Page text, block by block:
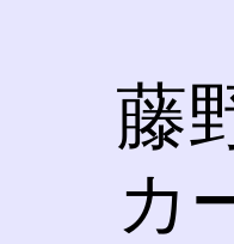
藤
カ